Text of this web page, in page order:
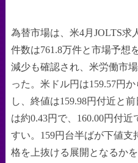
為替市場は、米4月JOLTS求
件数は761.8万件と市場予想
減少も確認され、米労働市
った。米ドル円は159.57円
し、終値は159.98円付近と
は約0.43円で、160.00円付
すい。159円台半ばが下値
格を上抜ける展開となるかを